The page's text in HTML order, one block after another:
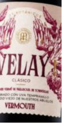
de los
Apóstol